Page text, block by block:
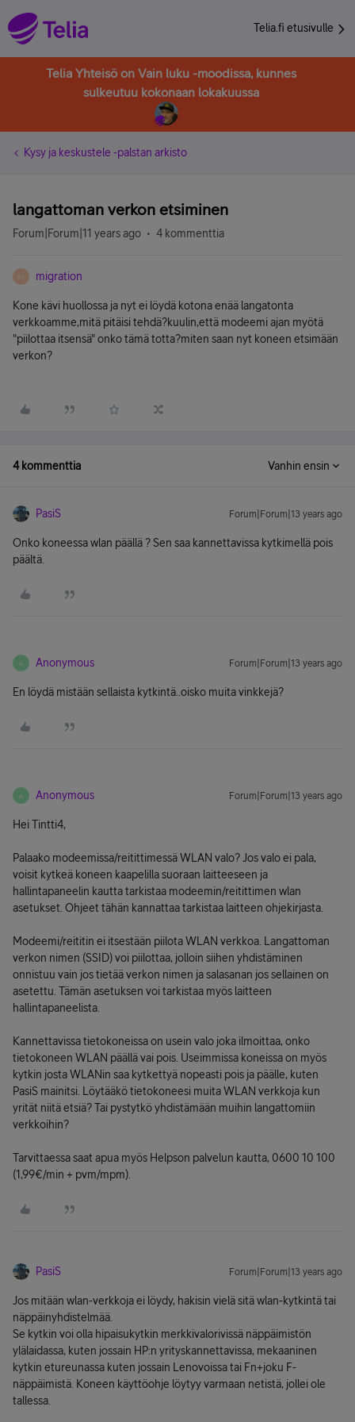
Telia.fi etusivulle
Telia Yhteisö on Vain luku -moodissa, kunnes
sulkeutuu kokonaan lokakuussa
Kysy ja keskustele -palstan arkisto
langattoman verkon etsiminen
Forum|Forum|11 years ago 4 kommenttia
M migration
Kone kävi huollossa ja nyt ei löydä kotona enää langatonta
verkkoamme,mitä pitäisi tehdä?kuulin,että modeemi ajan myötä
"piilottaa itsensä" onko tämä totta?miten saan nyt koneen etsimään
verkon?
4 kommenttia Vanhin ensin
PasiS Forum|Forum|13 years ago
Onko koneessa wlan päällä ? Sen saa kannettavissa kytkimellä pois
päältä.
A Anonymous Forum|Forum|13 years ago
En löydä mistään sellaista kytkintä..oisko muita vinkkejä?
A Anonymous Forum|Forum|13 years ago
Hei Tintti4,
Palaako modeemissa/reitittimessä WLAN valo? Jos valo ei pala,
voisit kytkeä koneen kaapelilla suoraan laitteeseen ja
hallintapaneelin kautta tarkistaa modeemin/reitittimen wlan
asetukset. Ohjeet tähän kannattaa tarkistaa laitteen ohjekirjasta.
Modeemi/reititin ei itsestään piilota WLAN verkkoa. Langattoman
verkon nimen (SSID) voi piilottaa, jolloin siihen yhdistäminen
onnistuu vain jos tietää verkon nimen ja salasanan jos sellainen on
asetettu. Tämän asetuksen voi tarkistaa myös laitteen
hallintapaneelista.
Kannettavissa tietokoneissa on usein valo joka ilmoittaa, onko
tietokoneen WLAN päällä vai pois. Useimmissa koneissa on myös
kytkin josta WLANin saa kytkettyä nopeasti pois ja päälle, kuten
PasiS mainitsi. Löytääkö tietokoneesi muita WLAN verkkoja kun
yrität niitä etsiä? Tai pystytkö yhdistämään muihin langattomiin
verkkoihin?
Tarvittaessa saat apua myös Helpson palvelun kautta, 0600 10 100
(1,99€/min + pvm/mpm).
PasiS Forum|Forum|13 years ago
Jos mitään wlan-verkkoja ei löydy, hakisin vielä sitä wlan-kytkintä tai
näppäinyhdistelmää.
Se kytkin voi olla hipaisukytkin merkkivalorivissä näppäimistön
ylälaidassa, kuten jossain HP:n yrityskannettavissa, mekaaninen
kytkin etureunassa kuten jossain Lenovoissa tai Fn+joku F-
näppäimistä. Koneen käyttöohje löytyy varmaan netistä, jollei ole
tallessa.